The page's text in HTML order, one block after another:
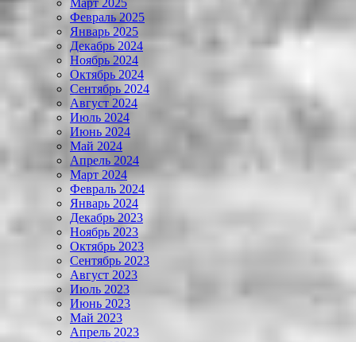
Февраль 2025
Январь 2025
Декабрь 2024
Ноябрь 2024
Октябрь 2024
Сентябрь 2024
Август 2024
Июль 2024
Июнь 2024
Май 2024
Апрель 2024
Март 2024
Февраль 2024
Январь 2024
Декабрь 2023
Ноябрь 2023
Октябрь 2023
Сентябрь 2023
Август 2023
Июль 2023
Июнь 2023
Май 2023
Апрель 2023